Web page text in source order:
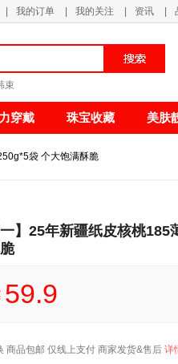
我的订单 我的关注 资讯
束
穿戴 珠宝收藏 美肤
袋 个大饱满酥脆
一】25年新疆纸皮核桃
59.9
商品包邮 仅线上支付 商家发货&售后 详